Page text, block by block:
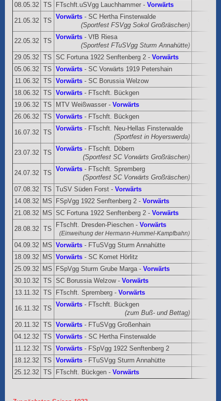
08.05.32
TS FTschft.uSVgg Lauchhammer - Vorwärts
21.05.32 TS
Vorwärts - SC Hertha Finsterwalde
(Sportfest FSVgg Sokol Großräschen)
22.05.32 TS
Vorwärts - VfB Riesa
(Sportfest FTuSVgg Sturm Annahütte)
29.05.32 TS SC Fortuna 1922 Senftenberg 2 - Vorwärts
05.06.32
TS Vorwärts - SC Vorwärts 1919 Petershain
11.06.32
TS Vorwärts - SC Borussia Welzow
18.06.32
TS Vorwärts - FTschft. Bückgen
19.06.32
TS MTV Weißwasser - Vorwärts
26.06.32
TS Vorwärts - FTschft. Bückgen
16.07.32 TS
Vorwärts - FTschft. Neu-Hellas Finsterwalde
(Sportfest in Hoyerswerda)
23.07.32 TS
Vorwärts - FTschft. Döbern
(Sportfest SC Vorwärts Großräschen)
24.07.32 TS
Vorwärts - FTschft. Spremberg
(Sportfest SC Vorwärts Großräschen)
07.08.32
TS TuSV Süden Forst - Vorwärts
14.08.32
MS FSpVgg 1922 Senftenberg 2 - Vorwärts
21.08.32
MS SC Fortuna 1922 Senftenberg 2 - Vorwärts
28.08.32 TS
FTschft. Dresden-Pieschen - Vorwärts
(Einweihung der Hermann-Hummel-Kampfbahn)
04.09.32 MS Vorwärts - FTuSVgg Sturm Annahütte
18.09.32
MS Vorwärts - SC Komet Hörlitz
25.09.32
MS FSpVgg Sturm Grube Marga - Vorwärts
30.10.32
TS SC Borussia Welzow - Vorwärts
13.11.32
TS FTschft. Spremberg - Vorwärts
16.11.32 TS
Vorwärts - FTschft. Bückgen
(zum Buß- und Bettag)
20.11.32 TS Vorwärts - FTuSVgg Großenhain
04.12.32
TS Vorwärts - SC Hertha Finsterwalde
11.12.32
TS Vorwärts - FSpVgg 1922 Senftenberg 2
18.12.32
TS Vorwärts - FTuSVgg Sturm Annahütte
25.12.32
TS FTschft. Bückgen - Vorwärts